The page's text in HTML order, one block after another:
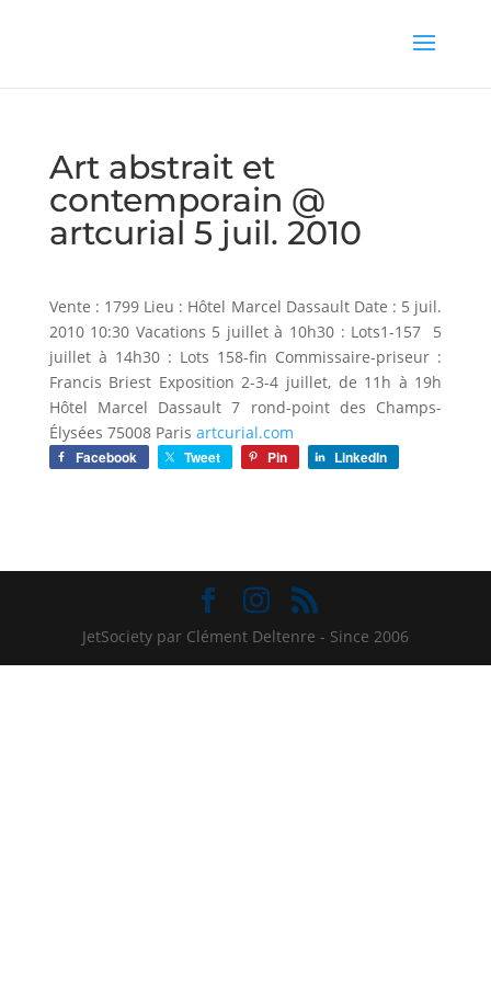
Art abstrait et
contemporain @
artcurial 5 juil. 2010
Vente : 1799 Lieu : Hôtel Marcel Dassault Date : 5 juil.
2010 10:30 Vacations 5 juillet à 10h30 : Lots1-157 5
juillet à 14h30 : Lots 158-fin Commissaire-priseur :
Francis Briest Exposition 2-3-4 juillet, de 11h à 19h
Hôtel Marcel Dassault 7 rond-point des Champs-
Élysées 75008 Paris artcurial.com
Facebook Tweet Pin LinkedIn
JetSociety par Clément Deltenre - Since 2006